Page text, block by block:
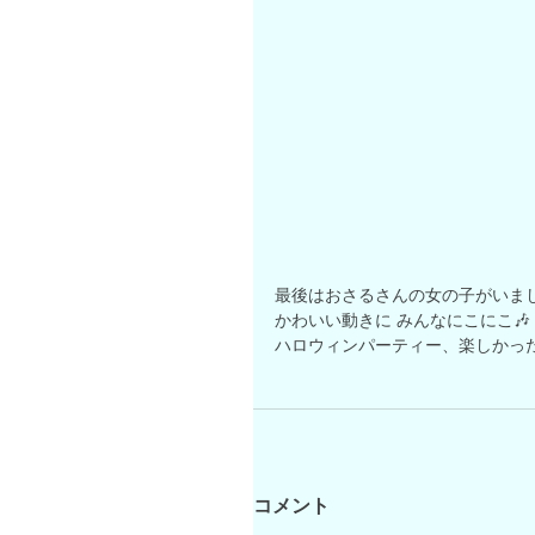
最後はおさるさんの女の子がいま
かわいい動きに みんなにこにこ🎶
ハロウィンパーティー、楽しかっ
コメント